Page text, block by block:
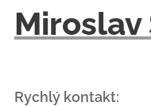
Rychlý kontakt: